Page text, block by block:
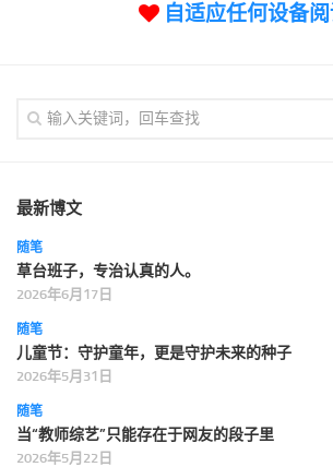
自适应任何设备
最新博文
随笔
草台班子，专治认真的人。
2026年6月17日
随笔
儿童节：守护童年，更是守护未来的种子
2026年5月31日
随笔
当“教师综艺”只能存在于网友的段子里
2026年5月22日